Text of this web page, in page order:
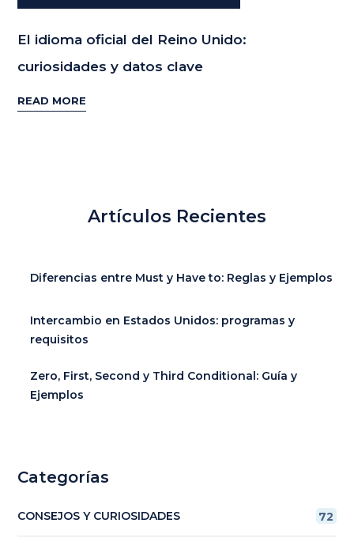
El idioma oficial del Reino Unido:
curiosidades y datos clave
READ MORE
Artículos Recientes
Diferencias entre Must y Have to: Reglas y Ejemplos
Intercambio en Estados Unidos: programas y
requisitos
Zero, First, Second y Third Conditional: Guía y
Ejemplos
Categorías
CONSEJOS Y CURIOSIDADES 72